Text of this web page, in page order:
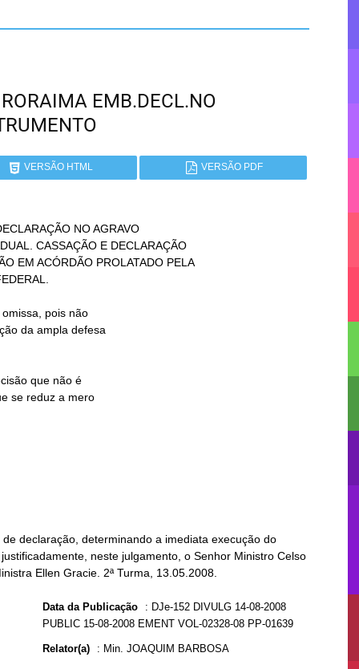
EMB.DECL.NO
VERSÃO HTML VERSÃO PDF
NO AGRAVO
declaração, determinando a imediata execução do
neste julgamento, o Senhor Ministro Celso
Ellen Gracie. 2ª Turma, 13.05.2008.
Data da Publicação : DJe-152 DIVULG 14-08-2008
PUBLIC 15-08-2008 EMENT VOL-02328-08 PP-01639
Relator(a) : Min. JOAQUIM BARBOSA